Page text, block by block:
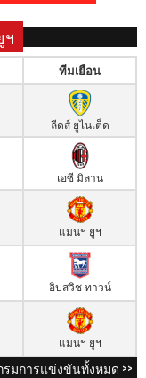
ทีมเยือน
ลีดส์ ยูไนเต็ด
เอซี มิลาน
แมนฯ ยูฯ
อิปสวิช ทาวน์
แมนฯ ยูฯ
มการแข่งขันทั้งหมด >>